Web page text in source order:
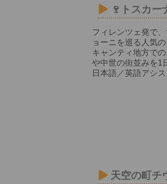
🍷トスカー
フィレンツェ発で
ョーニを巡る人気
キャンティ地方で
や中世の街並みを1
日本語／英語アシ
天空の町チ